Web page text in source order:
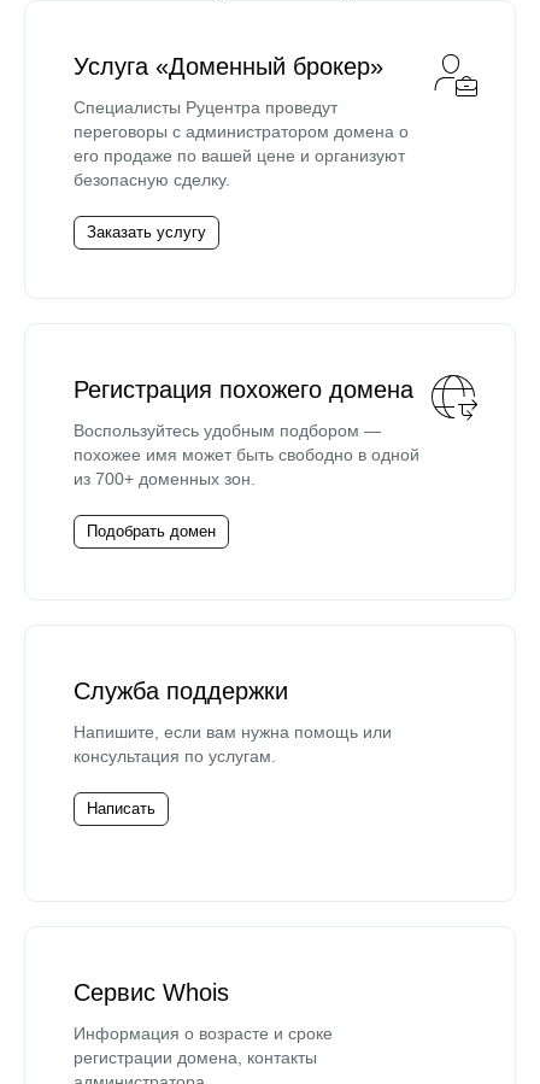
Услуга «Доменный брокер»
Специалисты Руцентра проведут
переговоры с администратором домена о
его продаже по вашей цене и организуют
безопасную сделку.
Заказать услугу
Регистрация похожего домена
Воспользуйтесь удобным подбором —
похожее имя может быть свободно в одной
из 700+ доменных зон.
Подобрать домен
Служба поддержки
Напишите, если вам нужна помощь или
консультация по услугам.
Написать
Сервис Whois
Информация о возрасте и сроке
регистрации домена, контакты